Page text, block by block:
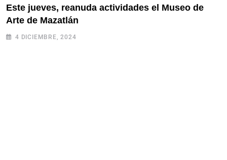
Este jueves, reanuda actividades el Museo de
Arte de Mazatlán
4 DICIEMBRE, 2024